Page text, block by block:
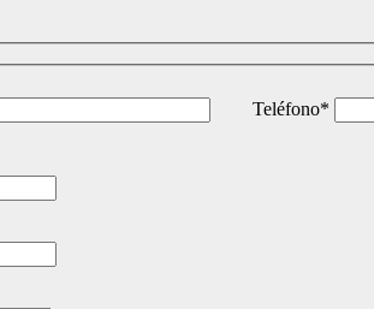
Teléfono*